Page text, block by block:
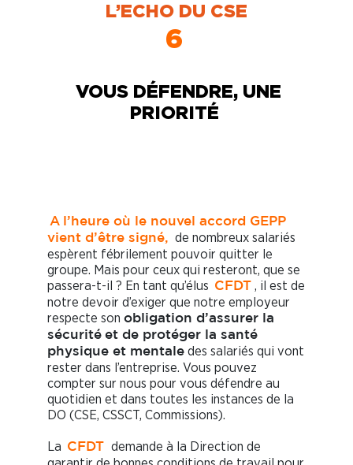
L’ECHO DU CSE
6
VOUS DÉFENDRE, UNE
PRIORITÉ
A l’heure où le nouvel accord GEPP
vient d’être signé,
de nombreux salariés
espèrent fébrilement pouvoir quitter le
groupe. Mais pour ceux qui resteront, que se
passera-t-il ? En tant qu’élus CFDT
, il est de
notre devoir d’exiger que notre employeur
respecte son obligation d’assurer la
sécurité et de protéger la santé
physique et mentale des salariés qui vont
rester dans l’entreprise. Vous pouvez
compter sur nous pour vous défendre au
quotidien et dans toutes les instances de la
DO (CSE, CSSCT, Commissions).
La CFDT
demande à la Direction de